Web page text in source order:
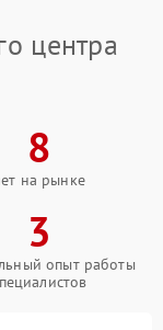
центра
8
на рынке
3
опыт работы